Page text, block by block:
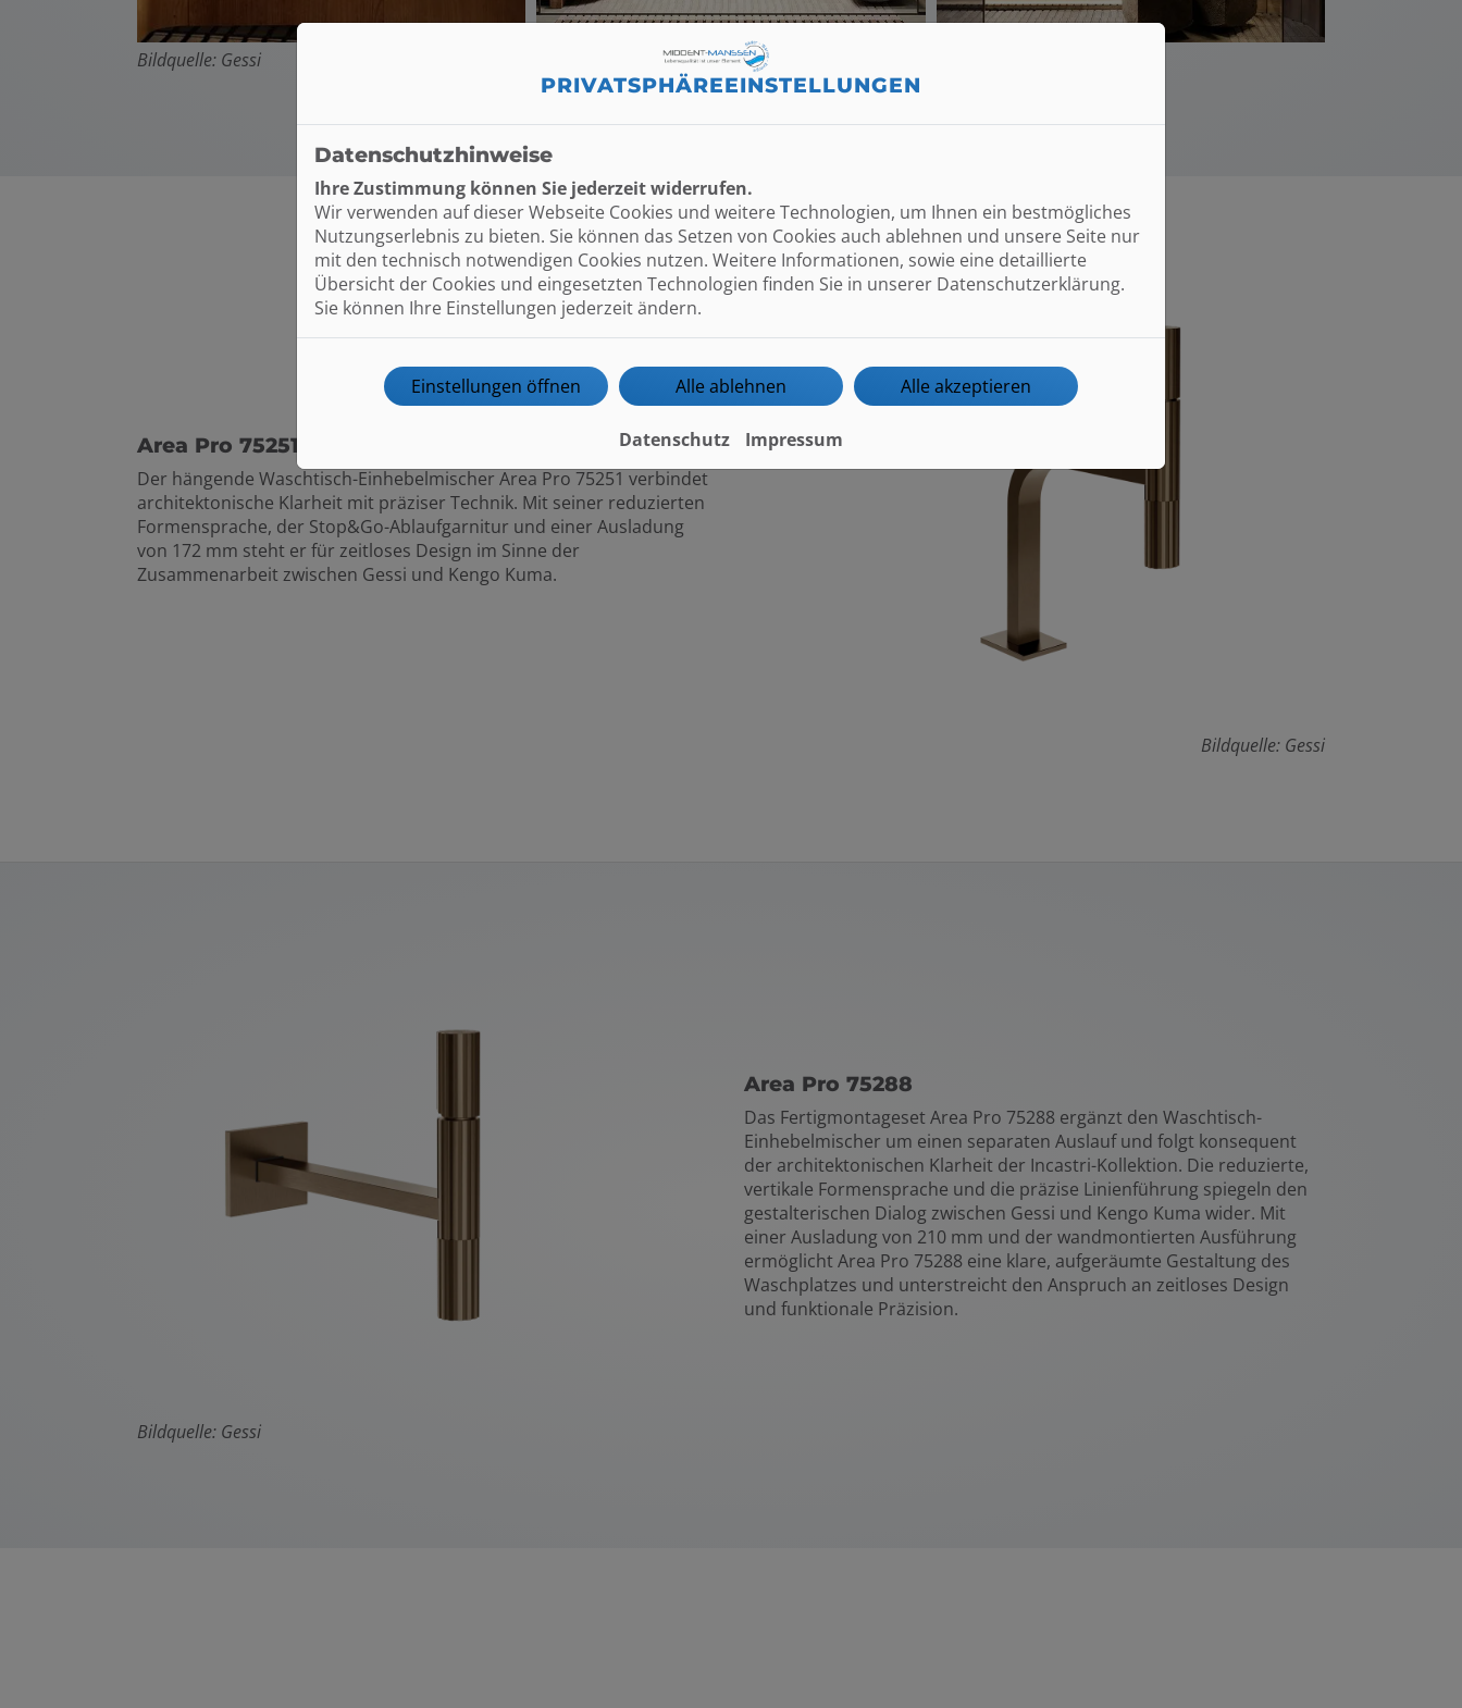
Bildquelle: Gessi
Area Pro 75251
Der hängende Waschtisch-Einhebelmischer Area Pro 75251 verbindet
architektonische Klarheit mit präziser Technik. Mit seiner reduzierten
Formensprache, der Stop&Go-Ablaufgarnitur und einer Ausladung
von 172 mm steht er für zeitloses Design im Sinne der
Zusammenarbeit zwischen Gessi und Kengo Kuma.
Bildquelle: Gessi
Bildquelle: Gessi
Area Pro 75288
Das Fertigmontageset Area Pro 75288 ergänzt den Waschtisch-
Einhebelmischer um einen separaten Auslauf und folgt konsequent
der architektonischen Klarheit der Incastri-Kollektion. Die reduzierte,
vertikale Formensprache und die präzise Linienführung spiegeln den
gestalterischen Dialog zwischen Gessi und Kengo Kuma wider. Mit
einer Ausladung von 210 mm und der wandmontierten Ausführung
ermöglicht Area Pro 75288 eine klare, aufgeräumte Gestaltung des
Waschplatzes und unterstreicht den Anspruch an zeitloses Design
und funktionale Präzision.
PRIVATSPHÄRE­EINSTELLUNGEN
Datenschutzhinweise
Ihre Zustimmung können Sie jederzeit widerrufen.
Wir verwenden auf dieser Webseite Cookies und weitere Technologien, um Ihnen ein bestmögliches
Nutzungserlebnis zu bieten. Sie können das Setzen von Cookies auch ablehnen und unsere Seite nur
mit den technisch notwendigen Cookies nutzen. Weitere Informationen, sowie eine detaillierte
Übersicht der Cookies und eingesetzten Technologien finden Sie in unserer Datenschutzerklärung.
Sie können Ihre Einstellungen jederzeit ändern.
Einstellungen öffnen Alle ablehnen Alle akzeptieren
Datenschutz Impressum